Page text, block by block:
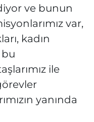
ve bunun
var,
kadın
bu
ile
yanında